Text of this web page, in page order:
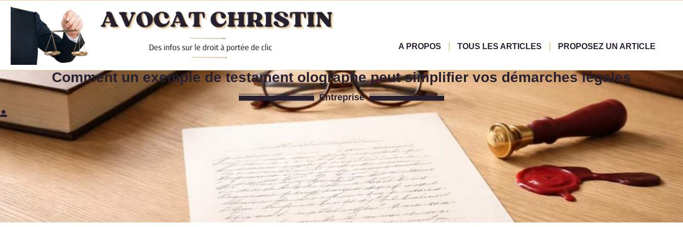
A PROPOS TOUS LES ARTICLES PROPOSEZ UN ARTICLE
Comment un exemple de testament olographe peut simplifier vos démarches légales
Entreprise